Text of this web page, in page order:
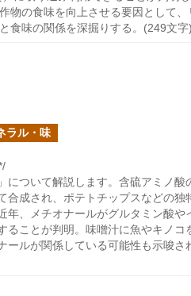
物の食味を向上させる要因として
食味の関係を深掘りする。(249文字)
ラル・味
について解説します。含硫アミノ酸
合成され、ポテトチップスなどの独
年、メチオナールがグルタミン酸や
ることが判明。味噌汁に魚やキノコ
ールが関係している可能性も示唆さ